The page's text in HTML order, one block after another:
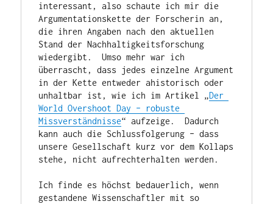
interessant, also schaute ich mir die
Argumentationskette der Forscherin an,
die ihren Angaben nach den aktuellen
Stand der Nachhaltigkeitsforschung
wiedergibt.  Umso mehr war ich
überrascht, dass jedes einzelne Argument
in der Kette entweder ahistorisch oder
unhaltbar ist, wie ich im Artikel „Der
World Overshoot Day – robuste
Missverständnisse“ aufzeige.  Dadurch
kann auch die Schlussfolgerung – dass
unsere Gesellschaft kurz vor dem Kollaps
stehe, nicht aufrechterhalten werden.
Ich finde es höchst bedauerlich, wenn
gestandene Wissenschaftler mit so